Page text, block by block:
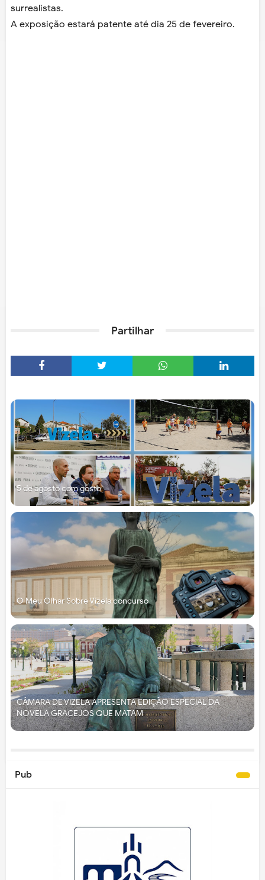
surrealistas.
A exposição estará patente até dia 25 de fevereiro.
Partilhar
5 de agosto com gosto
O Meu Olhar Sobre Vizela concurso
CÂMARA DE VIZELA APRESENTA EDIÇÃO ESPECIAL DA
NOVELA GRACEJOS QUE MATAM
Pub